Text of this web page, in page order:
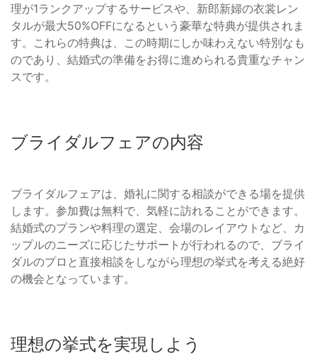
理が1ランクアップするサービスや、新郎新婦の衣裳レン
タルが最大50%OFFになるという豪華な特典が提供されま
す。これらの特典は、この時期にしか味わえない特別なも
のであり、結婚式の準備をお得に進められる貴重なチャン
スです。
ブライダルフェアの内容
ブライダルフェアは、婚礼に関する相談ができる場を提供
します。参加費は無料で、気軽に訪れることができます。
結婚式のプランや料理の選定、会場のレイアウトなど、カ
ップルのニーズに応じたサポートが行われるので、ブライ
ダルのプロと直接相談をしながら理想の挙式を考える絶好
の機会となっています。
理想の挙式を実現しよう